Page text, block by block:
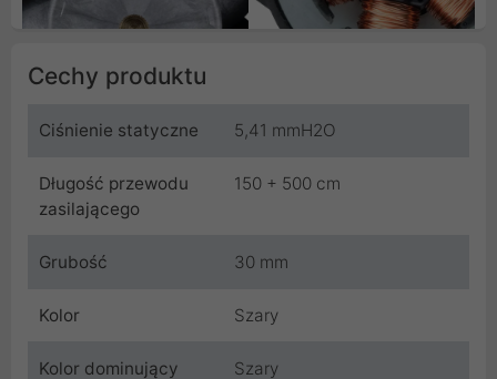
Cechy produktu
Ciśnienie statyczne 5,41 mmH2O
Długość przewodu
zasilającego
150 + 500 cm
Grubość 30 mm
Kolor Szary
Kolor dominujący Szary